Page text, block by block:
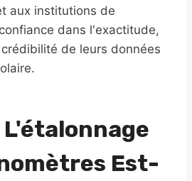
aux institutions de
dans l'exactitude,
de leurs données
Est-